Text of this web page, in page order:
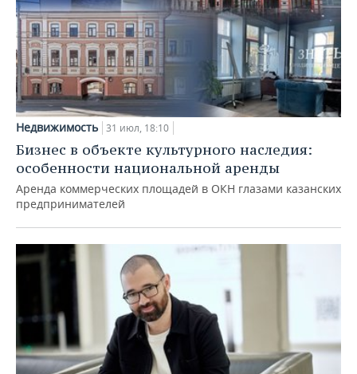
Недвижимость 31 июл, 18:10
Бизнес в объекте культурного наследия:
особенности национальной аренды
Аренда коммерческих площадей в ОКН глазами казанских
предпринимателей